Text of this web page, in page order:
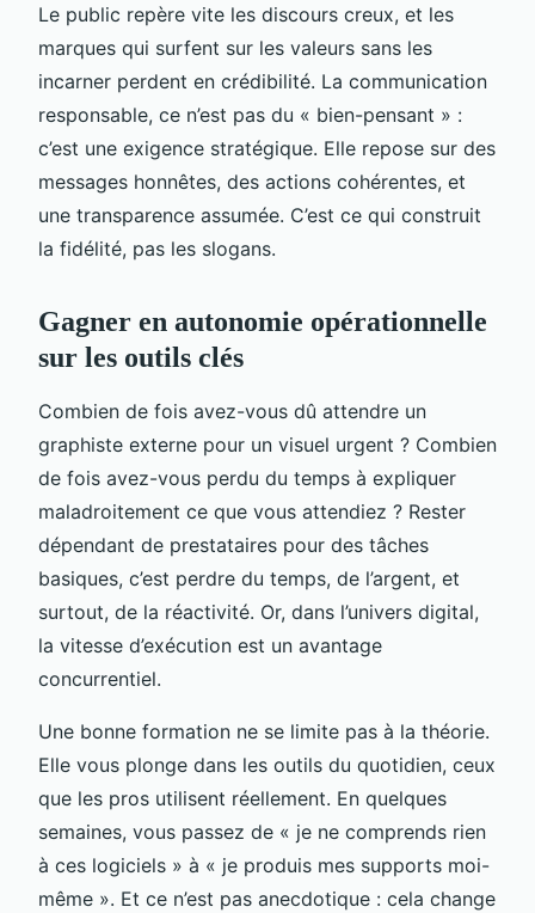
Le public repère vite les discours creux, et les
marques qui surfent sur les valeurs sans les
incarner perdent en crédibilité. La communication
responsable, ce n’est pas du « bien-pensant » :
c’est une exigence stratégique. Elle repose sur des
messages honnêtes, des actions cohérentes, et
une transparence assumée. C’est ce qui construit
la fidélité, pas les slogans.
Gagner en autonomie opérationnelle
sur les outils clés
Combien de fois avez-vous dû attendre un
graphiste externe pour un visuel urgent ? Combien
de fois avez-vous perdu du temps à expliquer
maladroitement ce que vous attendiez ? Rester
dépendant de prestataires pour des tâches
basiques, c’est perdre du temps, de l’argent, et
surtout, de la réactivité. Or, dans l’univers digital,
la vitesse d’exécution est un avantage
concurrentiel.
Une bonne formation ne se limite pas à la théorie.
Elle vous plonge dans les outils du quotidien, ceux
que les pros utilisent réellement. En quelques
semaines, vous passez de « je ne comprends rien
à ces logiciels » à « je produis mes supports moi-
même ». Et ce n’est pas anecdotique : cela change